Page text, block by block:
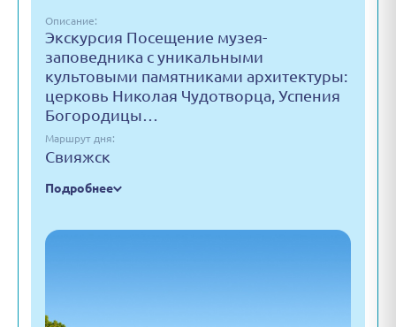
Описание:
Экскурсия Посещение музея-
заповедника с уникальными
культовыми памятниками архитектуры:
церковь Николая Чудотворца, Успения
Богородицы…
Маршрут дня:
Свияжск
Подробнее